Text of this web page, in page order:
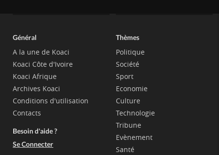
Général
A la une de Koaci
Koaci Côte d'Ivoire
Koaci Afrique
Archives Koaci
Conditions d'utilisation
Contacts
Besoin d'aide ?
Se Connecter
Thèmes
Politique
Société
Sport
Economie
Culture
Technologie
Tribune
Evènement
Santé